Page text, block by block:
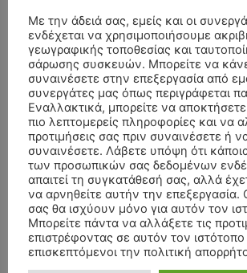
- Advertisment -
Με την άδειά σας, εμείς και οι
ενδέχεται να χρησιμοποιήσουμε
γεωγραφικής τοποθεσίας και
σάρωσης συσκευών. Μπορείτε να
συναινέσετε στην επεξεργασία από
συνεργάτες μας όπως περιγράφεται
Εναλλακτικά, μπορείτε να
πιο λεπτομερείς πληροφορίες και να
προτιμήσεις σας πριν συναινέσετε ή
συναινέσετε. Λάβετε υπόψη ότι
των προσωπικών σας δεδομένων
απαιτεί τη συγκατάθεσή σας, αλλά
να αρνηθείτε αυτήν την επεξεργασία.
σας θα ισχύουν μόνο για αυτόν τον
Μπορείτε πάντα να αλλάξετε τις
επιστρέφοντας σε αυτόν τον ιστότοπο
επισκεπτόμενοι την πολιτική